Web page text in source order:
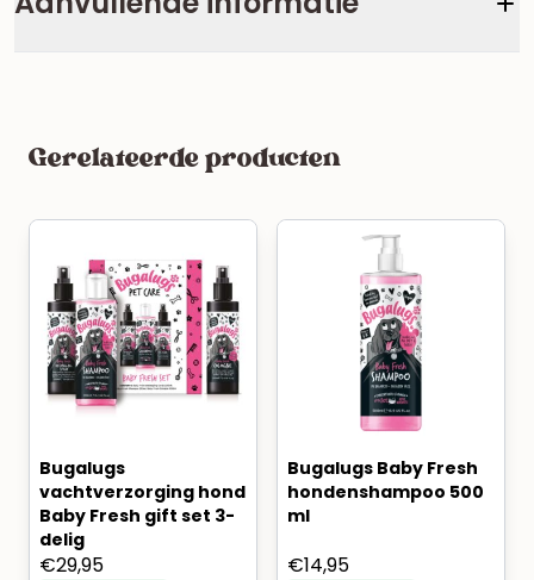
Gerelateerde producten
Bugalugs
vachtverzorging hond
Baby Fresh gift set 3-
delig
€29,95
Bugalugs Baby Fresh
hondenshampoo 500
ml
€14,95